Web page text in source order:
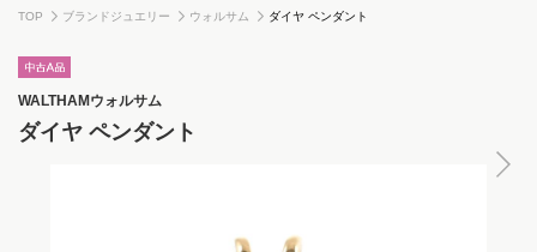
TOP ブランドジュエリー ウォルサム ダイヤ ペンダント
WALTHAM ウォルサム
ダイヤ ペンダント